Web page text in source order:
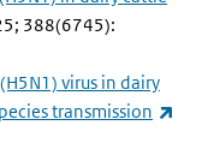
388(6745):
virus in dairy
transmission